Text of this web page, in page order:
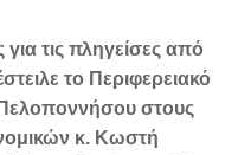
τις πληγείσες από
το Περιφερειακό
στους
κ. Κωστή